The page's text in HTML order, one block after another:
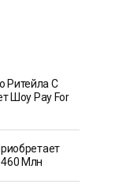
Ритейла C
Шоу Pay For
Млн